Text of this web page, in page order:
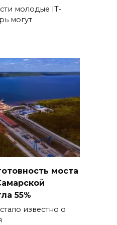
молодые IТ-
могут
моста
55%
известно о